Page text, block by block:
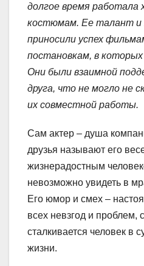
долгое время работала
костюмам. Ее талант и
приносили успех
постановкам, в
Они были взаимной
друга, что не могло не
их совместной работы.
Сам актер – душа
друзья называют его
жизнерадостным
невозможно увидеть в
Его юмор и смех –
всех невзгод и проблем,
сталкивается человек в
жизни.